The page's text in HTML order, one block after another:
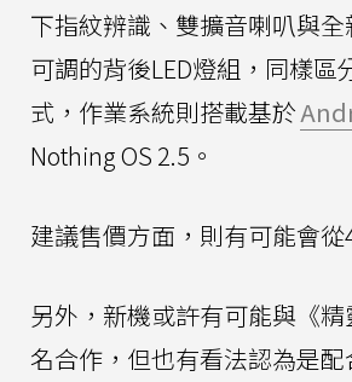
下指紋辨識、雙擴音喇叭與
可調的背後LED燈組，同樣區
式，作業系統則搭載基於
Nothing OS 2.5。
建議售價方面，則有可能會從
另外，新機或許有可能與《
名合作，但也有看法認為是